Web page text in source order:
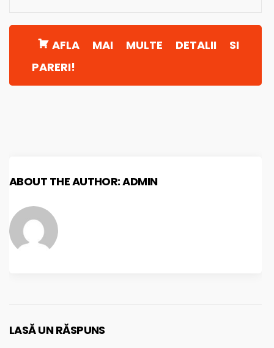
AFLA MAI MULTE DETALII SI
PARERI!
ABOUT THE AUTHOR:ADMIN
LASĂ UN RĂSPUNS